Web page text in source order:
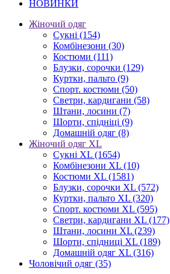
НОВИНКИ
Жіночий одяг
Сукні (154)
Комбінезони (30)
Костюми (111)
Блузки, сорочки (129)
Куртки, пальто (9)
Спорт. костюми (50)
Светри, кардигани (58)
Штани, лосини (7)
Шорти, спідніці (9)
Домашній одяг (8)
Жіночий одяг XL
Cукні XL (1654)
Комбінезони XL (10)
Костюми XL (1581)
Блузки, сорочки XL (572)
Куртки, пальто XL (320)
Спорт. костюми XL (595)
Светри, кардигани XL (177)
Штани, лосини XL (239)
Шорти, спідниці XL (189)
Домашній одяг XL (316)
Чоловічий одяг (35)